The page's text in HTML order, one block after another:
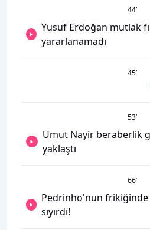
44’
Yusuf Erdoğan mutlak
yararlanamadı
45’
53’
Umut Nayir beraberlik
yaklaştı
66’
Pedrinho'nun
sıyırdı!